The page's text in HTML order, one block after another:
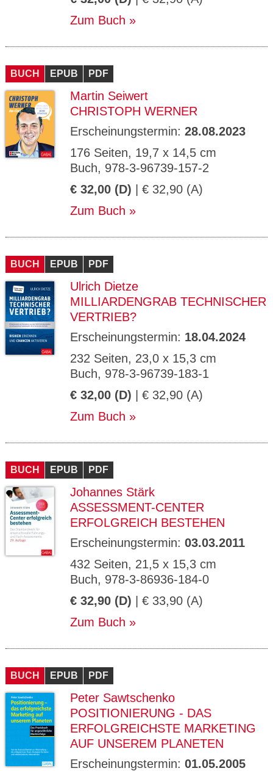
Zum Buch
BUCH EPUB PDF
Martin Seiwert
CHRISTOPH WERNER
Erscheinungstermin: 28.08.2023
176 Seiten, 19,7 x 14,5 cm
Buch, 978-3-96739-157-2
€ 32,00 (D) | € 32,90 (A)
Zum Buch
BUCH EPUB PDF
Ulrich Dietze
MILLIARDENGRAB TECHNISCHER
VERTRIEB?
Erscheinungstermin: 18.04.2024
232 Seiten, 23,0 x 15,3 cm
Buch, 978-3-96739-183-1
€ 32,00 (D) | € 32,90 (A)
Zum Buch
BUCH EPUB PDF
Johannes Stärk
ASSESSMENT-CENTER
ERFOLGREICH BESTEHEN
Erscheinungstermin: 03.03.2011
432 Seiten, 21,5 x 15,3 cm
Buch, 978-3-86936-184-0
€ 32,90 (D) | € 33,90 (A)
Zum Buch
BUCH EPUB PDF
Peter Sawtschenko
POSITIONIERUNG - DAS
ERFOLGREICHSTE MARKETING
AUF UNSEREM PLANETEN
Erscheinungstermin: 01.05.2005